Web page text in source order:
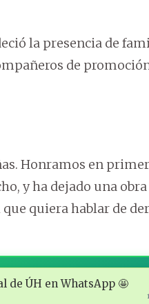
la presencia de
de
Honramos en
y ha dejado una
quiera hablar de
de ÚH en WhatsApp 🤩